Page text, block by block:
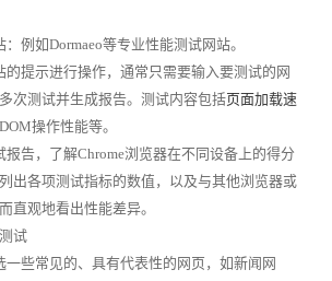
例如Dormaeo等专业性能测试网站。
的提示进行操作，通常只需要输入要测试的网
次测试并生成报告。测试内容包括页面加载速
操作性能等。
报告，了解Chrome浏览器在不同设备上的得分
出各项测试指标的数值，以及与其他浏览器或
直观地看出性能差异。
试
一些常见的、具有代表性的网页，如新闻网